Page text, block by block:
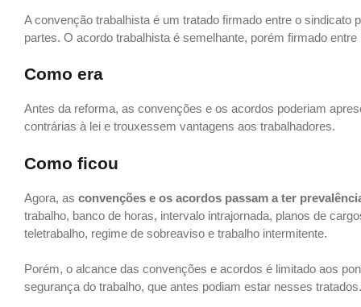
A convenção trabalhista é um tratado firmado entre o
partes. O acordo trabalhista é semelhante, porém firmado
Como era
Antes da reforma, as convenções e os acordos poderiam
contrárias à lei e trouxessem vantagens aos trabalhadores.
Como ficou
Agora, as convenções e os acordos passam a ter
trabalho, banco de horas, intervalo intrajornada, planos de
teletrabalho, regime de sobreaviso e trabalho intermitente.
Porém, o alcance das convenções e acordos é limitado aos
segurança do trabalho, que antes podiam estar nesses tratados.